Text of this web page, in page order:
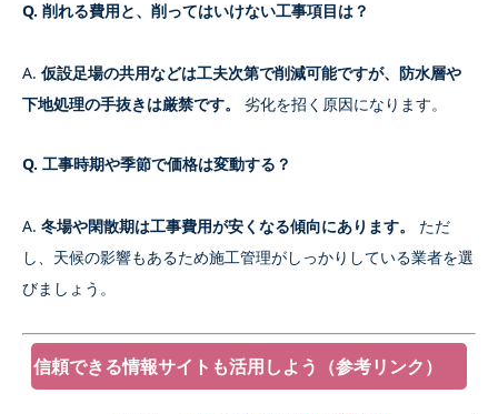
Q. 削れる費用と、削ってはいけない工事項目は？
A. 仮設足場の共用などは工夫次第で削減可能ですが、防水層や
下地処理の手抜きは厳禁です。
劣化を招く原因になります。
Q. 工事時期や季節で価格は変動する？
A. 冬場や閑散期は工事費用が安くなる傾向にあります。
ただ
し、天候の影響もあるため施工管理がしっかりしている業者を選
びましょう。
信頼できる情報サイトも活用しよう（参考リンク）